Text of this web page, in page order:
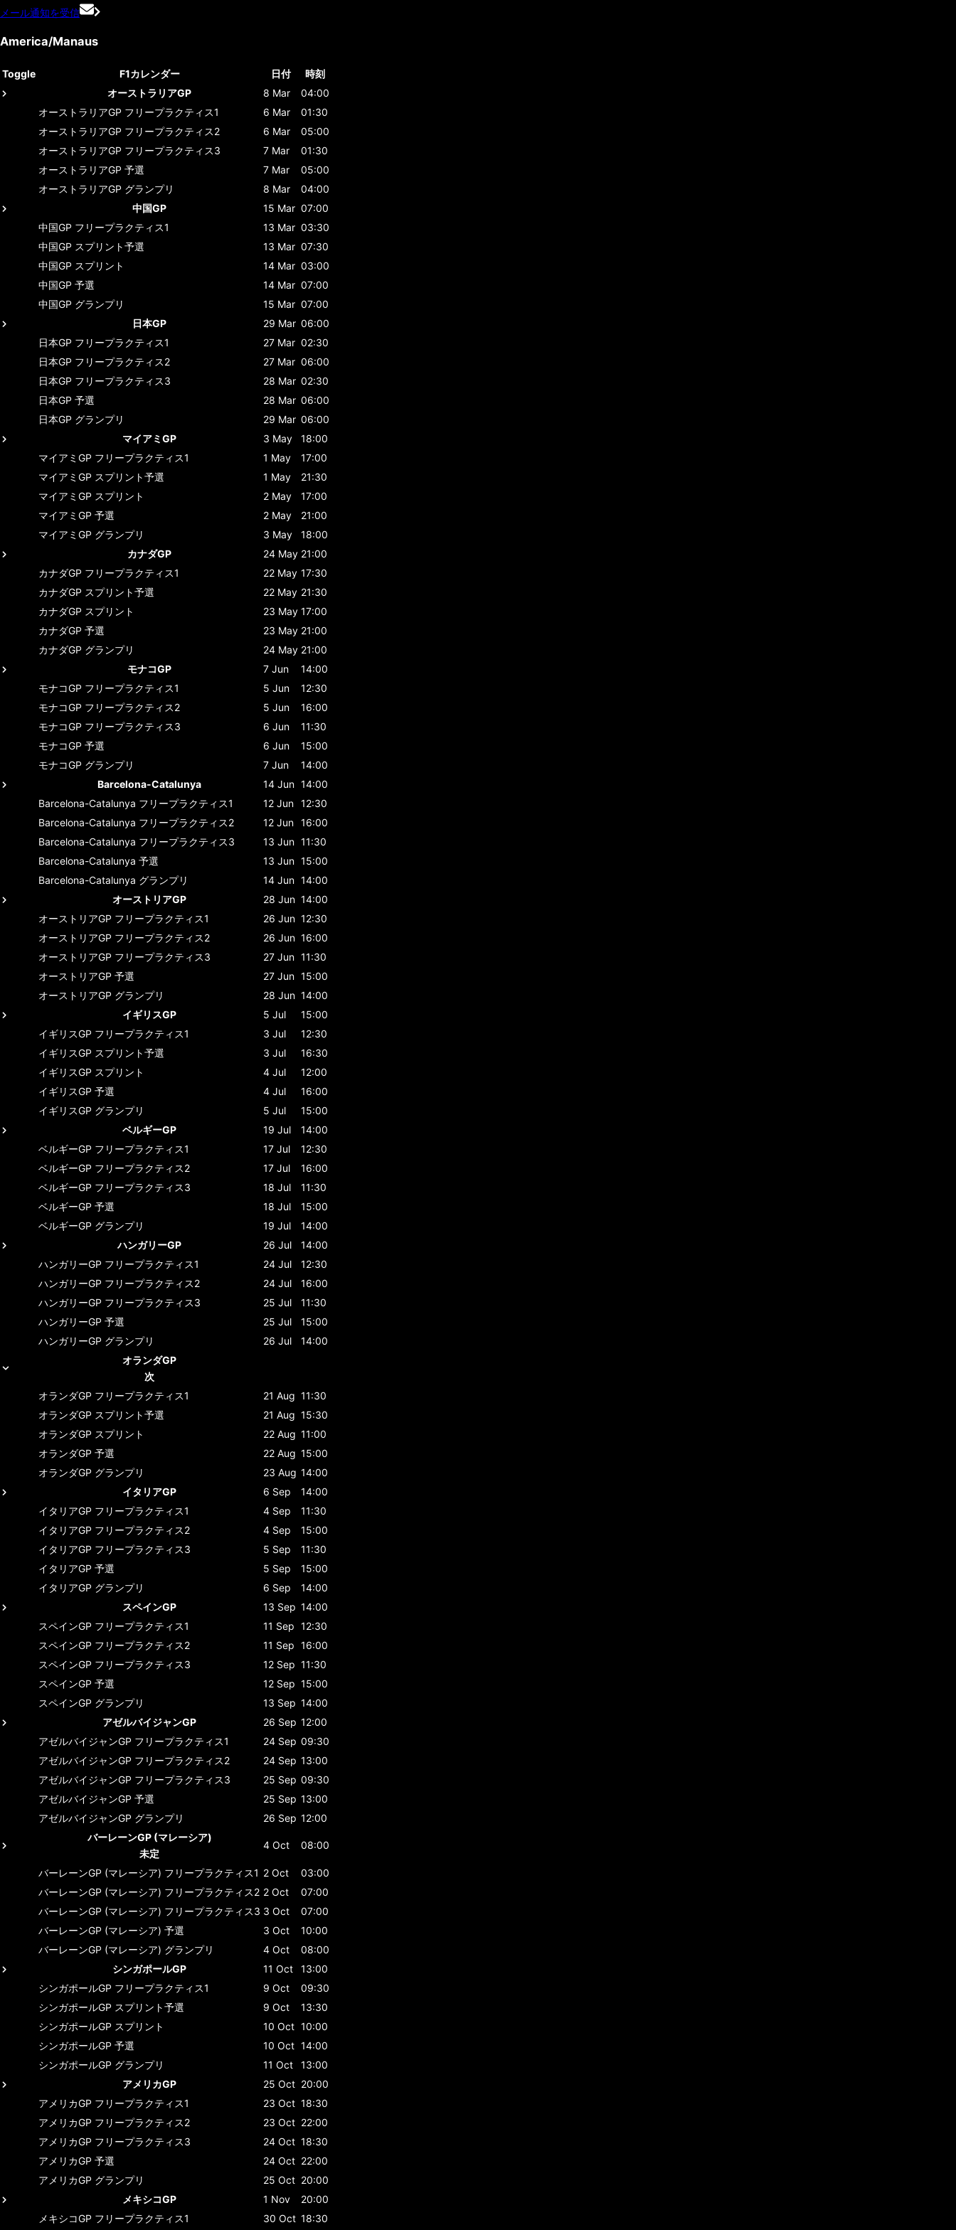
メール通知を受信
America/Manaus
Toggle F1カレンダー 日付
時刻
オーストラリアGP
8 Mar
04:00
オーストラリアGP フリープラクティス1 6 Mar
01:30
オーストラリアGP フリープラクティス2 6 Mar
05:00
オーストラリアGP フリープラクティス3 7 Mar
01:30
オーストラリアGP 予選 7 Mar
05:00
オーストラリアGP グランプリ 8 Mar
04:00
中国GP
15 Mar 07:00
中国GP フリープラクティス1 13 Mar 03:30
中国GP スプリント予選 13 Mar 07:30
中国GP スプリント 14 Mar 03:00
中国GP 予選 14 Mar 07:00
中国GP グランプリ 15 Mar 07:00
日本GP
29 Mar 06:00
日本GP フリープラクティス1 27 Mar 02:30
日本GP フリープラクティス2 27 Mar 06:00
日本GP フリープラクティス3 28 Mar 02:30
日本GP 予選 28 Mar 06:00
日本GP グランプリ 29 Mar 06:00
マイアミGP
3 May
18:00
マイアミGP フリープラクティス1 1 May
17:00
マイアミGP スプリント予選 1 May
21:30
マイアミGP スプリント 2 May
17:00
マイアミGP 予選 2 May
21:00
マイアミGP グランプリ 3 May
18:00
カナダGP
24 May 21:00
カナダGP フリープラクティス1 22 May 17:30
カナダGP スプリント予選 22 May 21:30
カナダGP スプリント 23 May 17:00
カナダGP 予選 23 May 21:00
カナダGP グランプリ 24 May 21:00
モナコGP
7 Jun
14:00
モナコGP フリープラクティス1 5 Jun
12:30
モナコGP フリープラクティス2 5 Jun
16:00
モナコGP フリープラクティス3 6 Jun
11:30
モナコGP 予選 6 Jun
15:00
モナコGP グランプリ 7 Jun
14:00
Barcelona-Catalunya
14 Jun 14:00
Barcelona-Catalunya フリープラクティス1 12 Jun 12:30
Barcelona-Catalunya フリープラクティス2 12 Jun 16:00
Barcelona-Catalunya フリープラクティス3 13 Jun 11:30
Barcelona-Catalunya 予選 13 Jun 15:00
Barcelona-Catalunya グランプリ 14 Jun 14:00
オーストリアGP
28 Jun 14:00
オーストリアGP フリープラクティス1 26 Jun 12:30
オーストリアGP フリープラクティス2 26 Jun 16:00
オーストリアGP フリープラクティス3 27 Jun 11:30
オーストリアGP 予選 27 Jun 15:00
オーストリアGP グランプリ 28 Jun 14:00
イギリスGP
5 Jul
15:00
イギリスGP フリープラクティス1 3 Jul
12:30
イギリスGP スプリント予選 3 Jul
16:30
イギリスGP スプリント 4 Jul
12:00
イギリスGP 予選 4 Jul
16:00
イギリスGP グランプリ 5 Jul
15:00
ベルギーGP
19 Jul
14:00
ベルギーGP フリープラクティス1 17 Jul
12:30
ベルギーGP フリープラクティス2 17 Jul
16:00
ベルギーGP フリープラクティス3 18 Jul
11:30
ベルギーGP 予選 18 Jul
15:00
ベルギーGP グランプリ 19 Jul
14:00
ハンガリーGP
26 Jul
14:00
ハンガリーGP フリープラクティス1 24 Jul
12:30
ハンガリーGP フリープラクティス2 24 Jul
16:00
ハンガリーGP フリープラクティス3 25 Jul
11:30
ハンガリーGP 予選 25 Jul
15:00
ハンガリーGP グランプリ 26 Jul
14:00
オランダGP
次
オランダGP フリープラクティス1 21 Aug 11:30
オランダGP スプリント予選 21 Aug 15:30
オランダGP スプリント 22 Aug 11:00
オランダGP 予選 22 Aug 15:00
オランダGP グランプリ 23 Aug 14:00
イタリアGP
6 Sep
14:00
イタリアGP フリープラクティス1 4 Sep
11:30
イタリアGP フリープラクティス2 4 Sep
15:00
イタリアGP フリープラクティス3 5 Sep
11:30
イタリアGP 予選 5 Sep
15:00
イタリアGP グランプリ 6 Sep
14:00
スペインGP
13 Sep 14:00
スペインGP フリープラクティス1 11 Sep 12:30
スペインGP フリープラクティス2 11 Sep 16:00
スペインGP フリープラクティス3 12 Sep 11:30
スペインGP 予選 12 Sep 15:00
スペインGP グランプリ 13 Sep 14:00
アゼルバイジャンGP
26 Sep 12:00
アゼルバイジャンGP フリープラクティス1 24 Sep 09:30
アゼルバイジャンGP フリープラクティス2 24 Sep 13:00
アゼルバイジャンGP フリープラクティス3 25 Sep 09:30
アゼルバイジャンGP 予選 25 Sep 13:00
アゼルバイジャンGP グランプリ 26 Sep 12:00
バーレーンGP (マレーシア)
未定
4 Oct 08:00
バーレーンGP (マレーシア) フリープラクティス1 2 Oct
03:00
バーレーンGP (マレーシア) フリープラクティス2 2 Oct
07:00
バーレーンGP (マレーシア) フリープラクティス3 3 Oct
07:00
バーレーンGP (マレーシア) 予選 3 Oct
10:00
バーレーンGP (マレーシア) グランプリ 4 Oct
08:00
シンガポールGP
11 Oct
13:00
シンガポールGP フリープラクティス1 9 Oct
09:30
シンガポールGP スプリント予選 9 Oct
13:30
シンガポールGP スプリント 10 Oct 10:00
シンガポールGP 予選 10 Oct 14:00
シンガポールGP グランプリ 11 Oct
13:00
アメリカGP
25 Oct 20:00
アメリカGP フリープラクティス1 23 Oct 18:30
アメリカGP フリープラクティス2 23 Oct 22:00
アメリカGP フリープラクティス3 24 Oct 18:30
アメリカGP 予選 24 Oct 22:00
アメリカGP グランプリ 25 Oct 20:00
メキシコGP
1 Nov
20:00
メキシコGP フリープラクティス1 30 Oct 18:30